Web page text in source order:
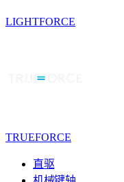
LIGHTFORCE
TRUEFORCE
直驱